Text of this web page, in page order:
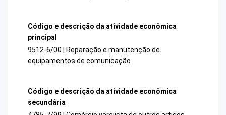
Código e descrição da atividade econômica
principal
9512-6/00 | Reparação e manutenção de
equipamentos de comunicação
Código e descrição da atividade econômica
secundária